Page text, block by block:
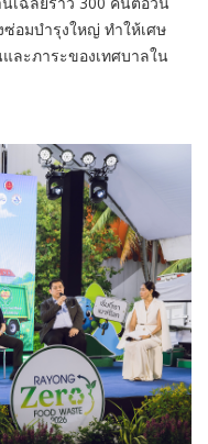
อมบำรุงใหญ่ ทำให้เศษ
ละภาระของเทศบาลใน